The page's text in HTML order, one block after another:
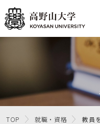
高野山大学
高野山大学の概
選抜（入試）情
学部・大学院
TOP 就職・資格 教員